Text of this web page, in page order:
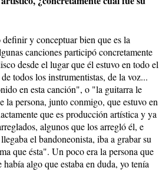
y conceptuar bien que es la
canciones participó concretamente
desde el lugar que él estuvo en todo el
todos los instrumentistas, de la voz...
en esta canción", o "la guitarra le
la persona, junto conmigo, que estuvo en
que es producción artística y ya
algunos que los arregló él, e
el bandoneonista, iba a grabar su
que ésta". Un poco era la persona que
algo que estaba en duda, yo tenía